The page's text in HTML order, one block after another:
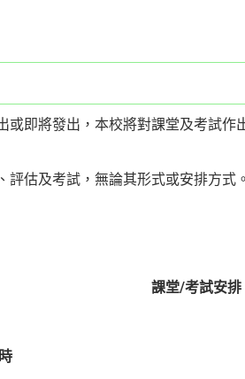
即將發出，本校將對課堂及考試作
估及考試，無論其形式或安排方式。
課堂/考試安排